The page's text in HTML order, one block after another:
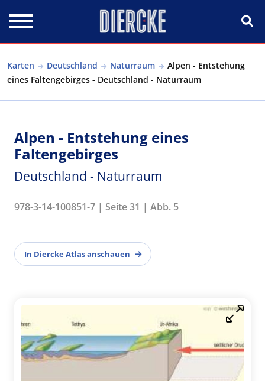
Karten Deutschland Naturraum
Alpen - Entstehung
eines Faltengebirges - Deutschland - Naturraum
Alpen - Entstehung eines
Faltengebirges
Deutschland - Naturraum
978-3-14-100851-7 | Seite 31 | Abb. 5
In Diercke Atlas anschauen